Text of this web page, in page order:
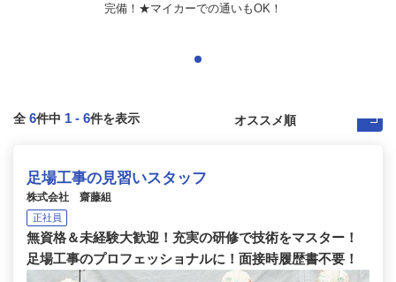
完備！★マイカーでの通いもOK！
全 6件中 1 - 6件を表示
足場工事の見習いスタッフ
株式会社 齋藤組
正社員
無資格＆未経験大歓迎！充実の研修で技術をマスター！
足場工事のプロフェッショナルに！面接時履歴書不要！